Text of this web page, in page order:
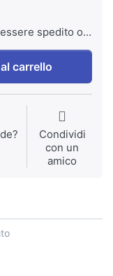
spedito o ritirato)
carrello
Condividi
con un
amico